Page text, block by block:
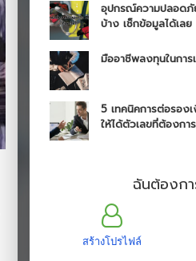
อุปกรณ์ความปลอดภัย
บ้าง เช็กข้อมูลได้เลย
มืออาชีพลงทุนในกา
5 เทคนิคการต่อรอง
ให้ได้ตัวเลขที่ต้องการ
ฉันต้องกา
สร้างโปรไฟล์